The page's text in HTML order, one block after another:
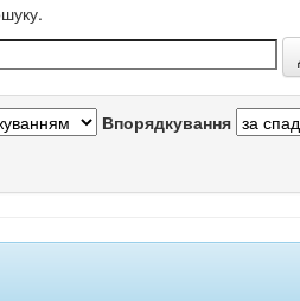
Впорядкування